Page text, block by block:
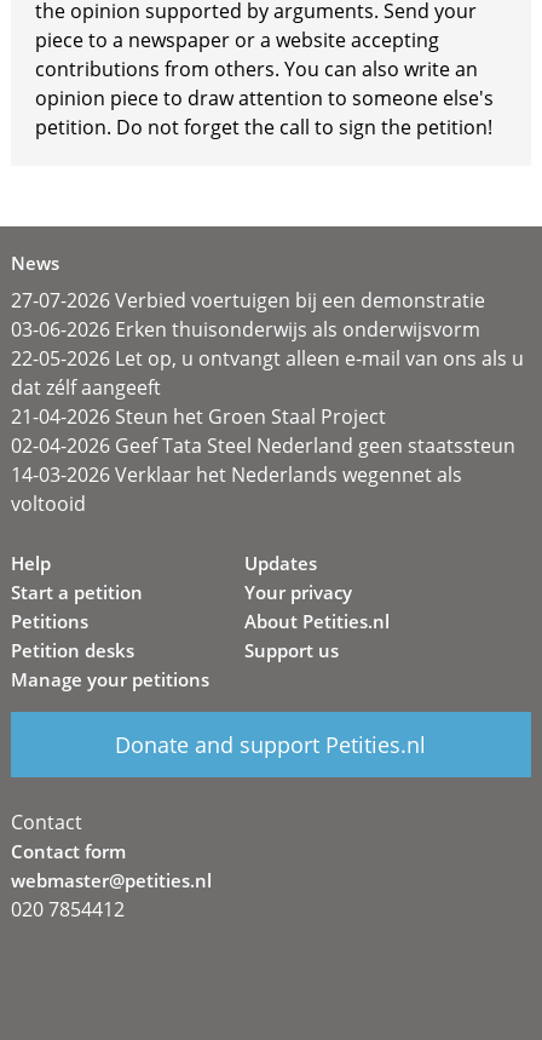
the opinion supported by arguments. Send your
piece to a newspaper or a website accepting
contributions from others. You can also write an
opinion piece to draw attention to someone else's
petition. Do not forget the call to sign the petition!
News
27-07-2026 Verbied voertuigen bij een demonstratie
03-06-2026 Erken thuisonderwijs als onderwijsvorm
22-05-2026 Let op, u ontvangt alleen e-mail van ons als u
dat zélf aangeeft
21-04-2026 Steun het Groen Staal Project
02-04-2026 Geef Tata Steel Nederland geen staatssteun
14-03-2026 Verklaar het Nederlands wegennet als
voltooid
Help
Start a petition
Petitions
Petition desks
Manage your petitions
Updates
Your privacy
About Petities.nl
Support us
Donate and support Petities.nl
Contact
Contact form
webmaster@petities.nl
020 7854412